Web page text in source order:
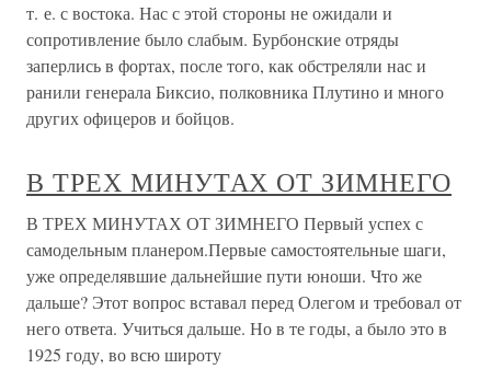
т. е. с востока. Нас с этой стороны не ожидали и
сопротивление было слабым. Бурбонские отряды
заперлись в фортах, после того, как обстреляли нас и
ранили генерала Биксио, полковника Плутино и много
других офицеров и бойцов.
В ТРЕХ МИНУТАХ ОТ ЗИМНЕГО
В ТРЕХ МИНУТАХ ОТ ЗИМНЕГО Первый успех с
самодельным планером.Первые самостоятельные шаги,
уже определявшие дальнейшие пути юноши. Что же
дальше? Этот вопрос вставал перед Олегом и требовал от
него ответа. Учиться дальше. Но в те годы, а было это в
1925 году, во всю широту